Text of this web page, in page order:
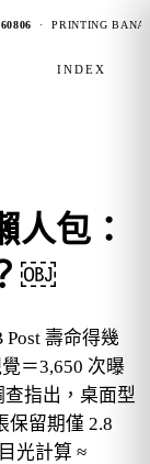
· PRINTING
INDEX
人包：
￼
壽命得幾
＝3,650 次曝
指出，桌面型
保留期僅 2.8
光計算 ≈